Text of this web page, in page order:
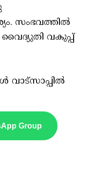
സംഭവത്തിൽ
വകുപ്പ്
വാട്സാപ്പിൽ
Group